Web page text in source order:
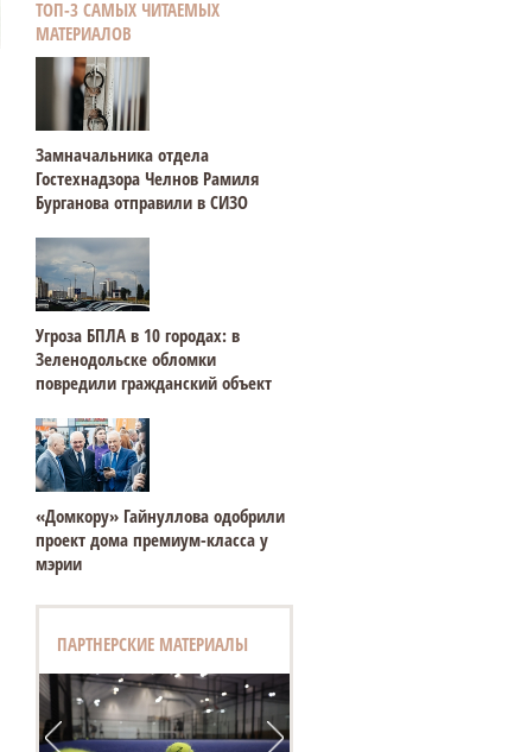
ТОП-3 САМЫХ ЧИТАЕМЫХ
МАТЕРИАЛОВ
Замначальника отдела
Гостехнадзора Челнов Рамиля
Бурганова отправили в СИЗО
Угроза БПЛА в 10 городах: в
Зеленодольске обломки
повредили гражданский объект
«Домкору» Гайнуллова одобрили
проект дома премиум-класса у
мэрии
ПАРТНЕРСКИЕ МАТЕРИАЛЫ